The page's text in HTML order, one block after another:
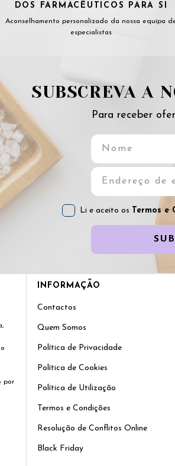
DOS FARMACÊUTICOS PARA SI
Aconselhamento personalizado da nossa equipa
especialistas
SUBSCREVA A
Para receber
Li e aceito os Termos e
por
INFORMAÇÃO
Contactos
Quem Somos
Política de Privacidade
Política de Cookies
Política de Utilização
Termos e Condições
Resolução de Conflitos Online
Black Friday